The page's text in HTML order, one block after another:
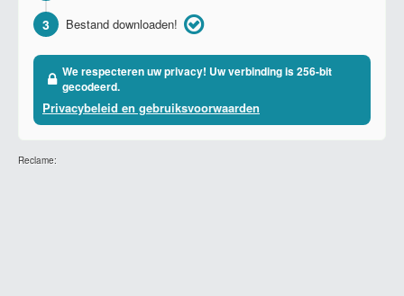
3 Bestand downloaden!
We respecteren uw privacy! Uw verbinding is 256-bit
gecodeerd.
Privacybeleid en gebruiksvoorwaarden
Reclame: